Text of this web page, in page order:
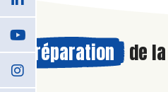
Préparation de la